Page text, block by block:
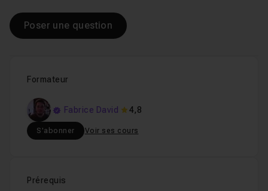
Formateur
Fabrice David 4,8
S'abonner Voir ses cours
Prérequis
Poser une question